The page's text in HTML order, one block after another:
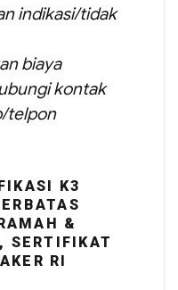
indikasi/tidak
biaya
kontak
telpon
K3
&
SERTIFIKAT
RI